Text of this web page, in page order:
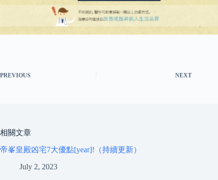
PREVIOUS NEXT
相關文章
帝峯皇殿凶宅7大優點[year]!（持續更新）
July 2, 2023